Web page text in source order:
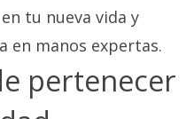
tu nueva vida y
en manos expertas.
pertenecer